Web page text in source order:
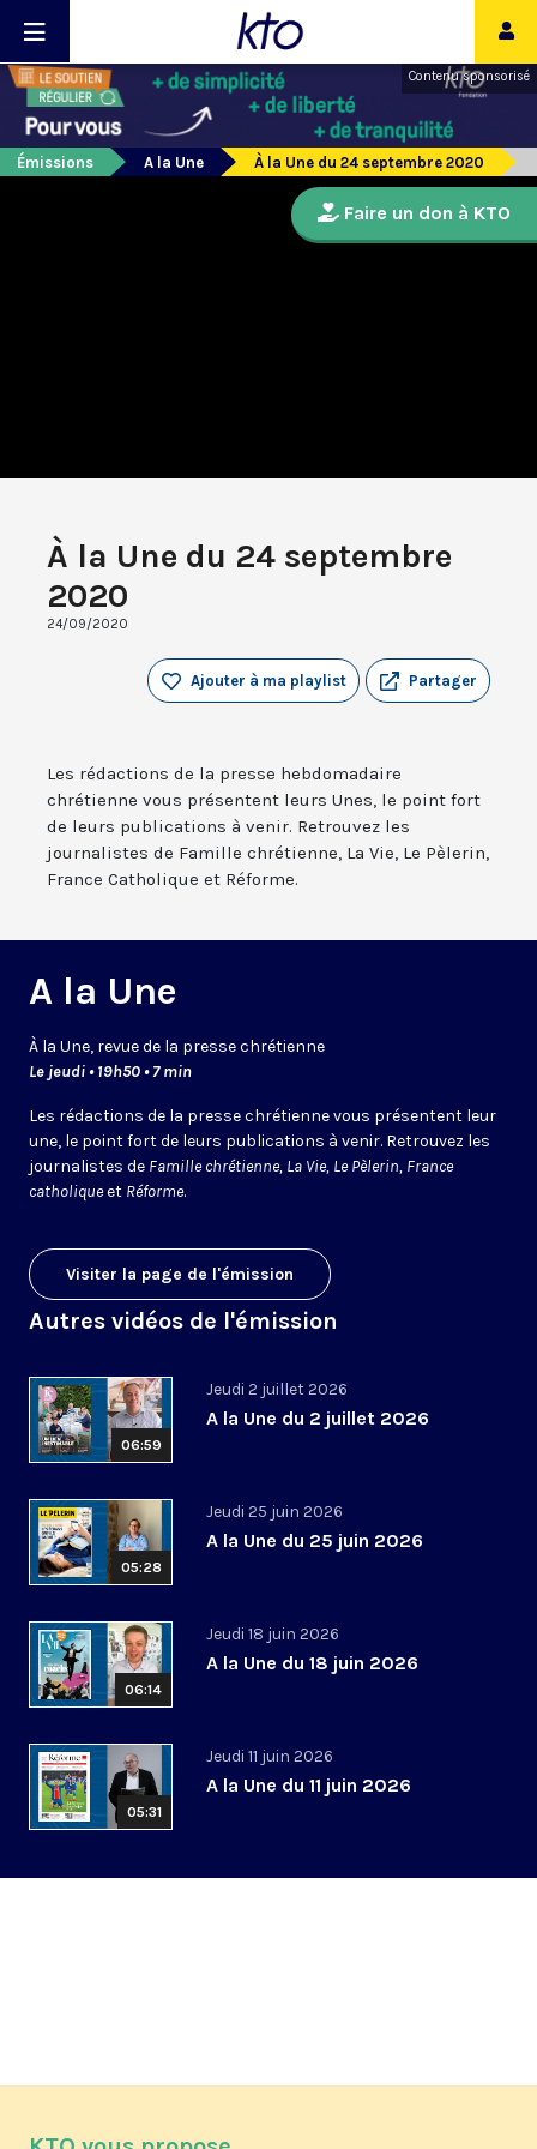
Contenu sponsorisé
Émissions A la Une À la Une du 24 septembre 2020
À la Une du 24 septembre
2020
24/09/2020
Partager
Ajouter à ma playlist
Les rédactions de la presse hebdomadaire
chrétienne vous présentent leurs Unes, le point fort
de leurs publications à venir. Retrouvez les
journalistes de Famille chrétienne, La Vie, Le Pèlerin,
France Catholique et Réforme.
A la Une
À la Une, revue de la presse chrétienne
Le jeudi • 19h50 • 7 min
Les rédactions de la presse chrétienne vous présentent leur
une, le point fort de leurs publications à venir. Retrouvez les
journalistes de Famille chrétienne, La Vie, Le Pèlerin, France
catholiqueet Réforme.
Visiter la page de l'émission
Autres vidéos de l'émission
06:59
Jeudi 2 juillet 2026
A la Une du 2 juillet 2026
05:28
Jeudi 25 juin 2026
A la Une du 25 juin 2026
06:14
Jeudi 18 juin 2026
A la Une du 18 juin 2026
05:31
Jeudi 11 juin 2026
A la Une du 11 juin 2026
Faire un don à KTO